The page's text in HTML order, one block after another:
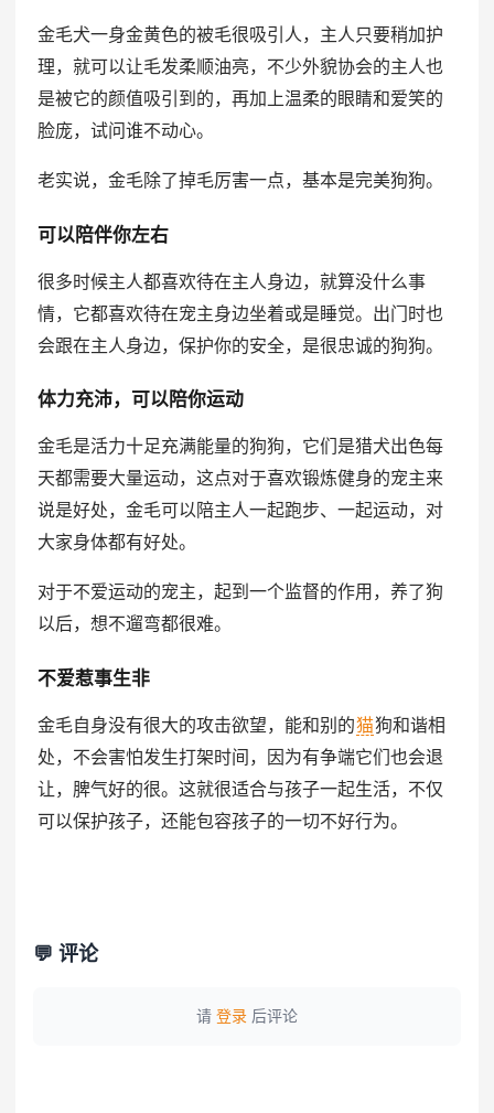
金毛犬一身金黄色的被毛很吸引人，主人只要稍加护
理，就可以让毛发柔顺油亮，不少外貌协会的主人也
是被它的颜值吸引到的，再加上温柔的眼睛和爱笑的
脸庞，试问谁不动心。
老实说，金毛除了掉毛厉害一点，基本是完美狗狗。
可以陪伴你左右
很多时候主人都喜欢待在主人身边，就算没什么事
情，它都喜欢待在宠主身边坐着或是睡觉。出门时也
会跟在主人身边，保护你的安全，是很忠诚的狗狗。
体力充沛，可以陪你运动
金毛是活力十足充满能量的狗狗，它们是猎犬出色每
天都需要大量运动，这点对于喜欢锻炼健身的宠主来
说是好处，金毛可以陪主人一起跑步、一起运动，对
大家身体都有好处。
对于不爱运动的宠主，起到一个监督的作用，养了狗
以后，想不遛弯都很难。
不爱惹事生非
金毛自身没有很大的攻击欲望，能和别的猫狗和谐相
处，不会害怕发生打架时间，因为有争端它们也会退
让，脾气好的很。这就很适合与孩子一起生活，不仅
可以保护孩子，还能包容孩子的一切不好行为。
💬 评论
请 登录 后评论